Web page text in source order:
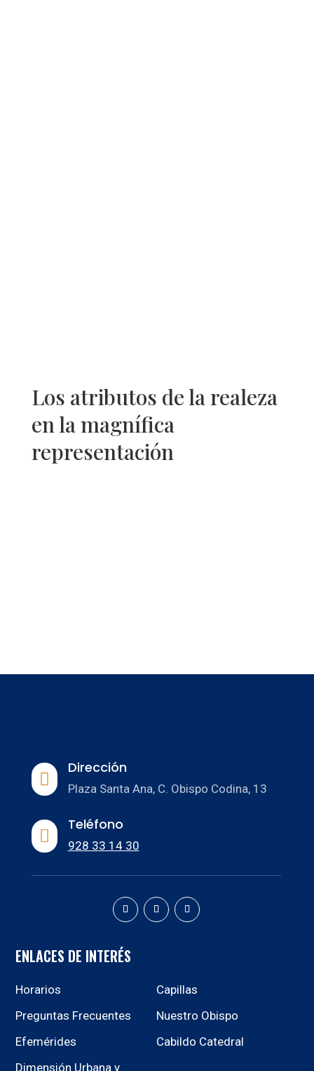
Los atributos de la realeza
en la magnífica
representación

Dirección
Plaza Santa Ana, C. Obispo Codina, 13

Teléfono
928 33 14 30
ENLACES DE INTERÉS
Horarios
Capillas
Preguntas Frecuentes
Nuestro Obispo
Efemérides
Cabildo Catedral
Dimensión Urbana y